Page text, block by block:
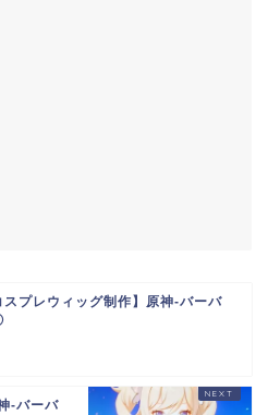
スプレウィッグ制作】原神-バーバ
-バーバ